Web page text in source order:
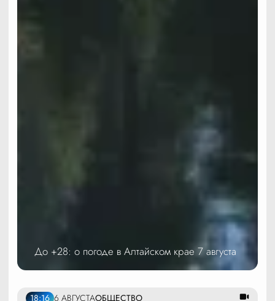
До +28: о погоде в Алтайском крае 7 августа
18:16 6 АВГУСТАОБЩЕСТВО